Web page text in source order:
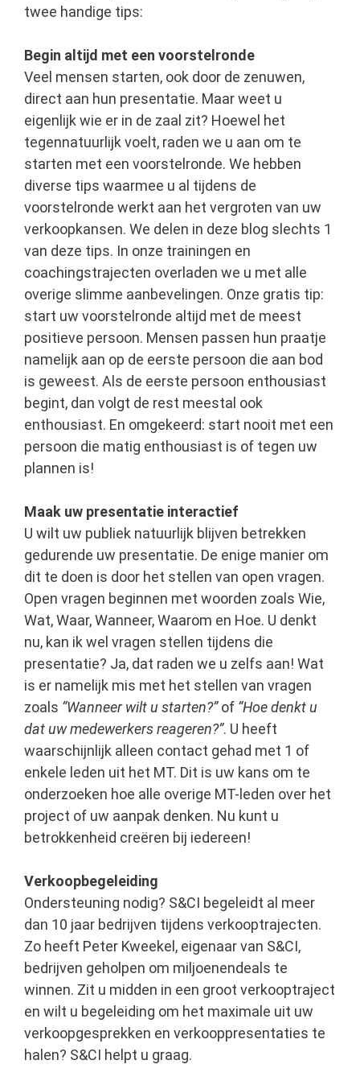
twee handige tips:
Begin altijd met een voorstelronde
Veel mensen starten, ook door de zenuwen,
direct aan hun presentatie. Maar weet u
eigenlijk wie er in de zaal zit? Hoewel het
tegennatuurlijk voelt, raden we u aan om te
starten met een voorstelronde. We hebben
diverse tips waarmee u al tijdens de
voorstelronde werkt aan het vergroten van uw
verkoopkansen. We delen in deze blog slechts 1
van deze tips. In onze trainingen en
coachingstrajecten overladen we u met alle
overige slimme aanbevelingen. Onze gratis tip:
start uw voorstelronde altijd met de meest
positieve persoon. Mensen passen hun praatje
namelijk aan op de eerste persoon die aan bod
is geweest. Als de eerste persoon enthousiast
begint, dan volgt de rest meestal ook
enthousiast. En omgekeerd: start nooit met een
persoon die matig enthousiast is of tegen uw
plannen is!
Maak uw presentatie interactief
U wilt uw publiek natuurlijk blijven betrekken
gedurende uw presentatie. De enige manier om
dit te doen is door het stellen van open vragen.
Open vragen beginnen met woorden zoals Wie,
Wat, Waar, Wanneer, Waarom en Hoe. U denkt
nu, kan ik wel vragen stellen tijdens die
presentatie? Ja, dat raden we u zelfs aan! Wat
is er namelijk mis met het stellen van vragen
zoals “Wanneer wilt u starten?”of “Hoe denkt u
dat uw medewerkers reageren?”. U heeft
waarschijnlijk alleen contact gehad met 1 of
enkele leden uit het MT. Dit is uw kans om te
onderzoeken hoe alle overige MT-leden over het
project of uw aanpak denken. Nu kunt u
betrokkenheid creëren bij iedereen!
Verkoopbegeleiding
Ondersteuning nodig? S&CI begeleidt al meer
dan 10 jaar bedrijven tijdens verkooptrajecten.
Zo heeft Peter Kweekel, eigenaar van S&CI,
bedrijven geholpen om miljoenendeals te
winnen. Zit u midden in een groot verkooptraject
en wilt u begeleiding om het maximale uit uw
verkoopgesprekken en verkooppresentaties te
halen? S&CI helpt u graag.